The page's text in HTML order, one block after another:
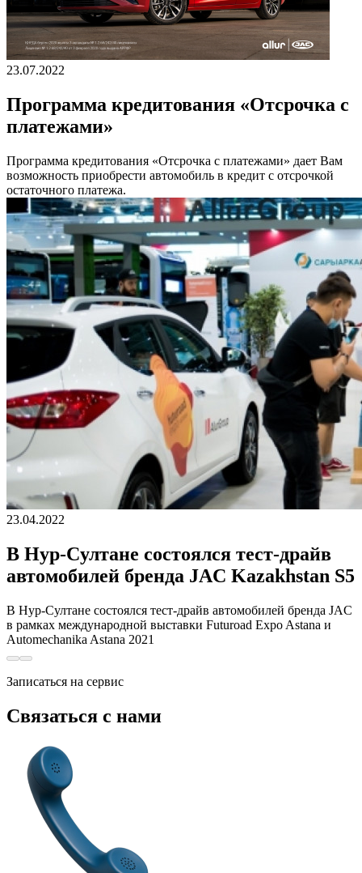
23.07.2022
Программа кредитования «Отсрочка с
платежами»
Программа кредитования «Отсрочка с платежами» дает Вам
возможность приобрести автомобиль в кредит с отсрочкой
остаточного платежа.
23.04.2022
В Нур-Cултане состоялся тест-драйв
автомобилей бренда JAC Kazakhstan S5
В Нур-Cултане состоялся тест-драйв автомобилей бренда JAC
в рамках международной выставки Futuroad Expo Astana и
Automechanika Astana 2021
Записаться на сервис
Связаться с нами